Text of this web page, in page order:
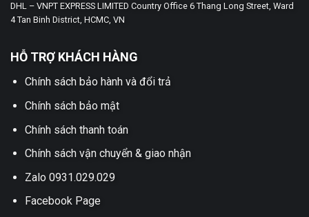
DHL – VNPT EXPRESS LIMITED Country Office 6 Thang Long Street, Ward
4 Tan Binh District, HCMC, VN
HỖ TRỢ KHÁCH HÀNG
Chính sách bảo hành và đổi trả
Chính sách bảo mật
Chính sách thanh toán
Chính sách vận chuyển & giao nhận
Zalo 0931.029.029
Facebook Page